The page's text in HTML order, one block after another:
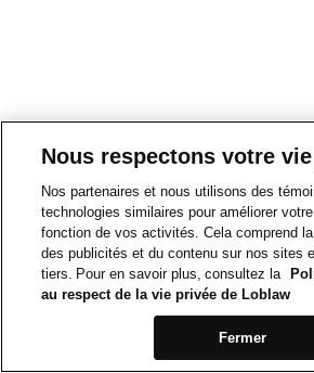
Nous respectons votre
Nos partenaires et nous utilisons des
technologies similaires pour améliorer
fonction de vos activités. Cela comprend
des publicités et du contenu sur nos sites
tiers. Pour en savoir plus, consultez la
au respect de la vie privée de Loblaw
Fermer